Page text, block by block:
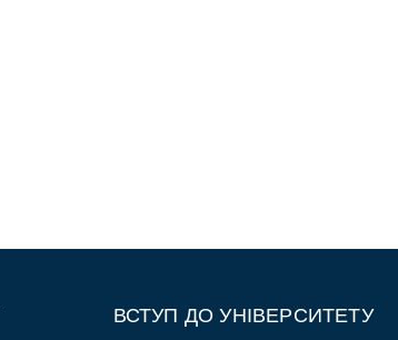
ВСТУП ДО УНІВЕРСИТЕТУ